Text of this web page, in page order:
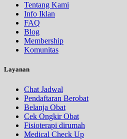
Tentang Kami
Info Iklan
FAQ
Blog
Membership
Komunitas
Layanan
Chat Jadwal
Pendaftaran Berobat
Belanja Obat
Cek Ongkir Obat
Fisioterapi dirumah
Medical Check Up